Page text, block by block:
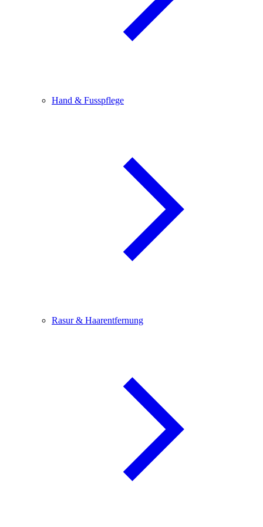
Hand & Fusspflege
Rasur & Haarentfernung